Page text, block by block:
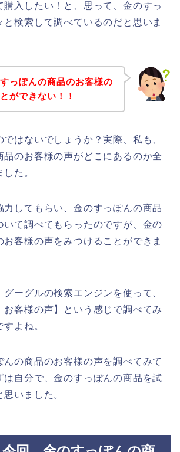
購入したい！と、思って、金のすっ
検索して調べているのだと思いま
っぽんの商品のお客様の
ができない！！
ではないでしょうか？実際、私も、
品のお客様の声がどこにあるのか全
た。
力してもらい、金のすっぽんの商品
いて調べてもらったのですが、金の
客様の声をみつけることができま
ーグルの検索エンジンを使って、
客様の声】という感じで調べてみ
よね。
んの商品のお客様の声を調べてみて
は自分で、金のすっぽんの商品を試
いました。